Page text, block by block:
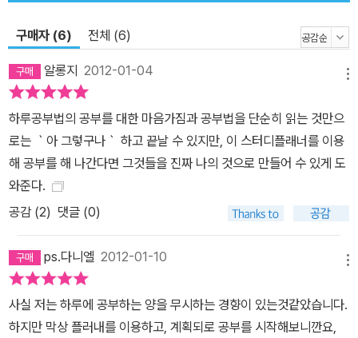
을 스스로 생각하는 ‘하루공부 일지’는 공부계획과 실천에 대한 자기
공부 시스템이다 박철범의 하루공부법은 내신 시험 대비법과 방학 공
부법이 특별하다. 시험 대비는 한 달 전이 아니라 2주 전부터 시험공
부를 시작하라고 말하며, 방학 때는 일주일에 하루는 비워둔 채 계획
도 대강 짜라고 말하기 때문이다. 그럼에도 불구하고 효율적으로 시
험을 대비하고, 효과적으로 방학을 보냈던 박철범의 공부법을 따라
해보자. ▶ 독서계획과 질문도 관리하라 공부하느라 책을 읽을 새가
없다고 하지만, 독서는 시간문제가 아니라 관심의 문제다. 자신의 관
심사에 따라 읽은 책과 관심 없는 분의 책을 더디라도 읽어두자. 잠깐
의 시간 투자가 짧게는 입시에, 길게는 인생에 날개를 달아줄 것이다.
또한 공부하는 중에 생기는 질문도 꼭 메모를 해서 해결하려고 해야
한다. 잠깐 떠오른 의문을 메모하지 않으면 잊어버리게 되고, 그 내용
을 이해하지 못한 채 넘어가게 된다. 때문에 질문의 해결도 관리가 필
구매자 (6) 전체 (6)
알롱지 2012-01-04
하루공부법의 공부를 대한 마음가짐과 공부법을 단순히 읽는 것만으
로는 ｀아 그렇구나｀ 하고 끝날 수 있지만, 이 스터디플래너를 이용
해 공부를 해 나간다면 그것들을 진짜 나의 것으로 만들어 수 있게 도
와준다.
공감 (2) 댓글 (0)
ps.다니엘 2012-01-10
사실 저는 하루에 공부하는 양을 무시하는 경향이 있는것같았습니다.
하지만 막상 플러내를 이용하고, 계획되로 공부를 시작해보니깐요,